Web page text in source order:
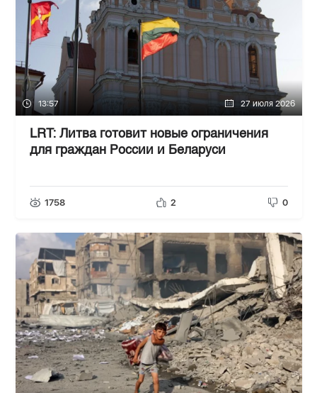
13:57 27 июля 2026
LRT: Литва готовит новые ограничения
для граждан России и Беларуси
1758 2 0